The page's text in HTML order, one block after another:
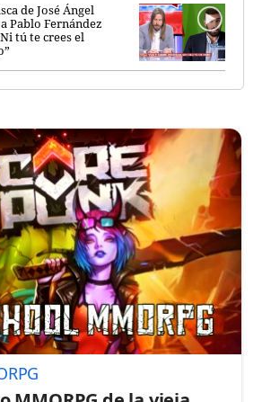
de José Ángel
Pablo Fernández
tú te crees el